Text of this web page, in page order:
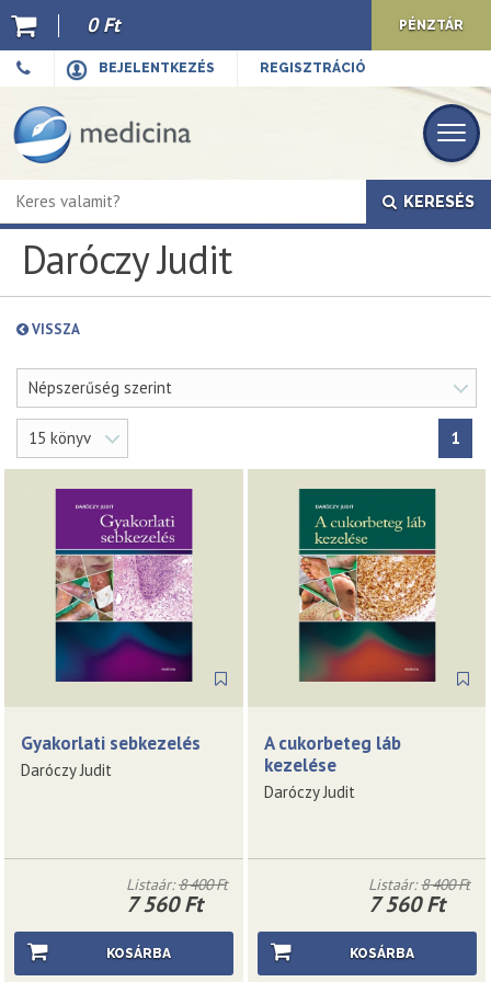
BEJELENTKEZÉS REGISZTRÁCIÓ
0 Ft PÉNZTÁR
KERESÉS
Daróczy Judit
VISSZA
Népszerűség szerint
15 könyv 1
Gyakorlati sebkezelés
Daróczy Judit
Listaár:8 400 Ft
7 560 Ft
KOSÁRBA
A cukorbeteg láb
kezelése
Daróczy Judit
Listaár:8 400 Ft
7 560 Ft
KOSÁRBA
Ajánló
Kiadványaink
E-book
Újdonságok
Akciók
Előkészületben
Top 10
Cégünkről